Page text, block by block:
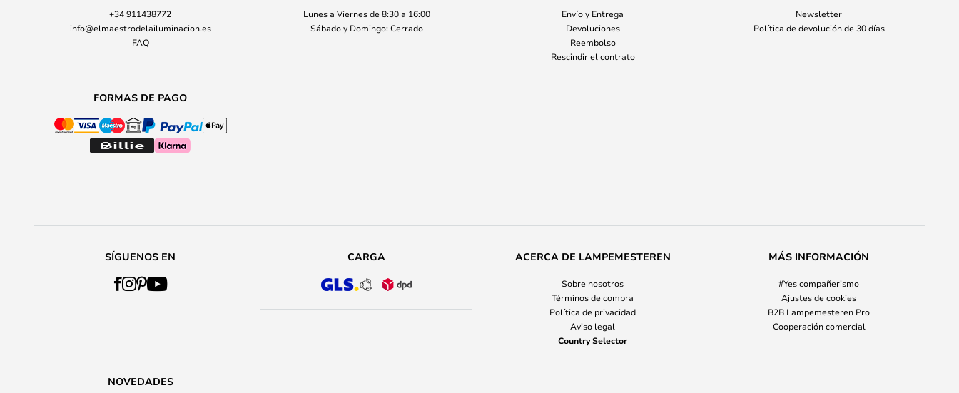
+34 911438772
info@elmaestrodelailuminacion.es
FAQ
Lunes a Viernes de 8:30 a 16:00
Sábado y Domingo: Cerrado
Envío y Entrega
Devoluciones
Reembolso
Rescindir el contrato
Newsletter
Política de devolución de 30 días
FORMAS DE PAGO
SÍGUENOS EN CARGA ACERCA DE LAMPEMESTEREN
Sobre nosotros
Términos de compra
Política de privacidad
Aviso legal
Country Selector
MÁS INFORMACIÓN
#Yes compañerismo
Ajustes de cookies
B2B Lampemesteren Pro
Cooperación comercial
NOVEDADES